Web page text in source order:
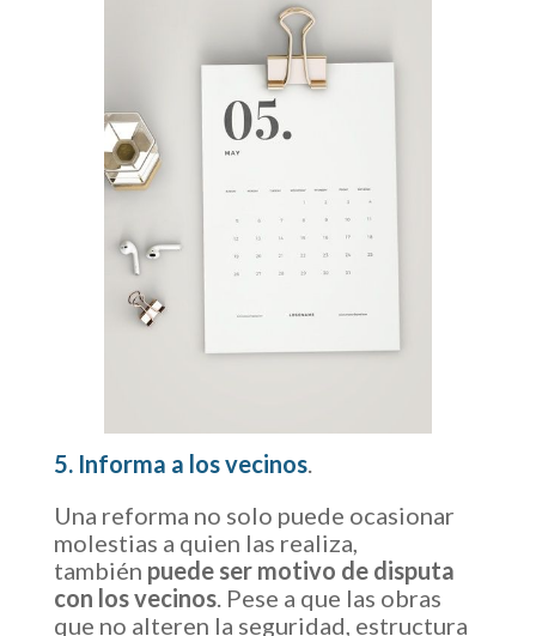
5. Informa a los vecinos.
Una reforma no solo puede ocasionar
molestias a quien las realiza,
también puede ser motivo de disputa
con los vecinos. Pese a que las obras
que no alteren la seguridad, estructura